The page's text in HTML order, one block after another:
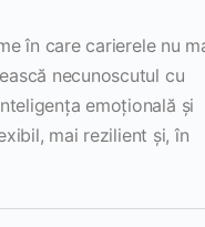
în care carierele nu
necunoscutul cu
emoțională și
mai rezilient și, în